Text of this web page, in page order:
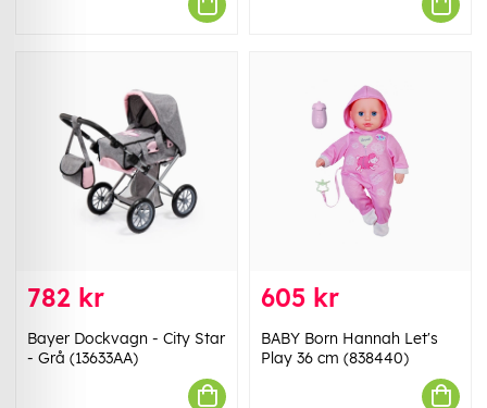
782 kr
Bayer Dockvagn - City Star
- Grå (13633AA)
605 kr
BABY Born Hannah Let's
Play 36 cm (838440)